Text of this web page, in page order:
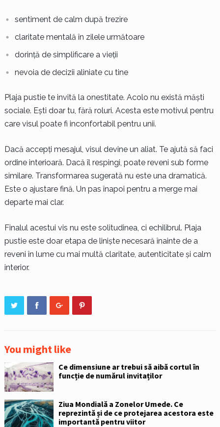
sentiment de calm după trezire
claritate mentală în zilele următoare
dorință de simplificare a vieții
nevoia de decizii aliniate cu tine
Plaja pustie te invită la onestitate. Acolo nu există măști
sociale. Ești doar tu, fără roluri. Acesta este motivul pentru
care visul poate fi inconfortabil pentru unii.
Dacă accepți mesajul, visul devine un aliat. Te ajută să faci
ordine interioară. Dacă îl respingi, poate reveni sub forme
similare. Transformarea sugerată nu este una dramatică.
Este o ajustare fină. Un pas înapoi pentru a merge mai
departe mai clar.
Finalul acestui vis nu este solitudinea, ci echilibrul. Plaja
pustie este doar etapa de liniște necesară înainte de a
reveni în lume cu mai multă claritate, autenticitate și calm
interior.
You might like
Ce dimensiune ar trebui să aibă cortul în
funcție de numărul invitaților
Ziua Mondială a Zonelor Umede. Ce
reprezintă și de ce protejarea acestora este
importantă pentru viitor